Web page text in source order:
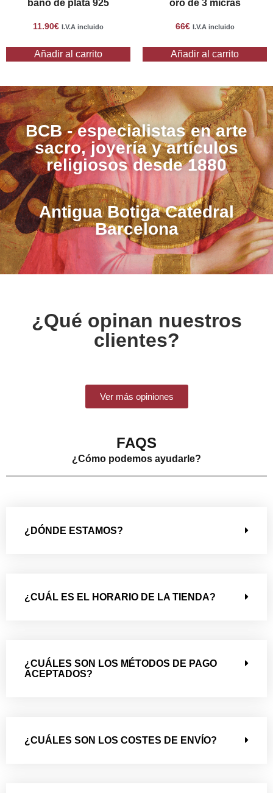
baño de plata 925
11.90€ I.V.A incluido
Añadir al carrito
oro de 3 micras
66€ I.V.A incluido
Añadir al carrito
BCB - especialistas en arte
sacro, joyería y artículos
religiosos desde 1880
Antigua Botiga Catedral
Barcelona
¿Qué opinan nuestros
clientes?
Ver más opiniones
FAQS
¿Cómo podemos ayudarle?
¿DÓNDE ESTAMOS?
¿CUÁL ES EL HORARIO DE LA TIENDA?
¿CUÁLES SON LOS MÉTODOS DE PAGO
ACEPTADOS?
¿CUÁLES SON LOS COSTES DE ENVÍO?